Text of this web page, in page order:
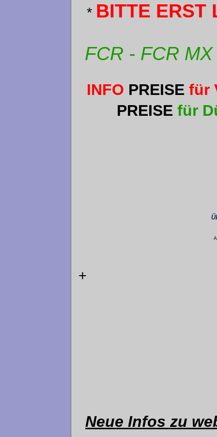
* BITTE ERST
FCR - FCR
INFO PREISE für
PREISE für
+
Neue Infos zu